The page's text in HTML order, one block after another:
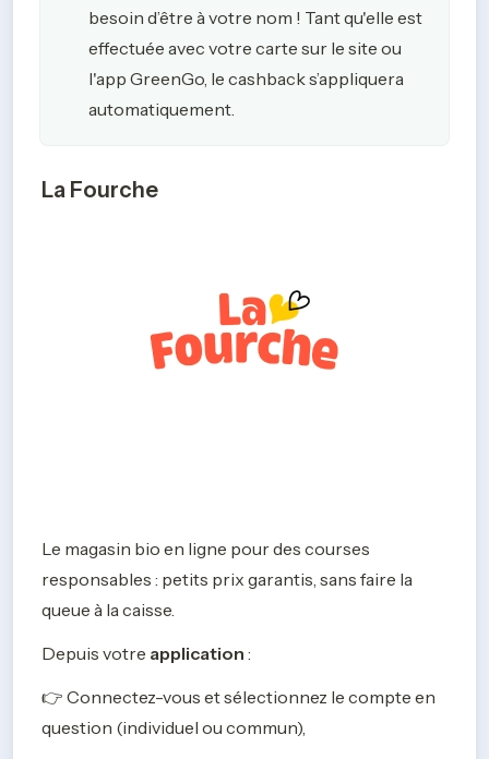
besoin d’être à votre nom ! Tant qu'elle est
effectuée avec votre carte sur le site ou
l'app GreenGo, le cashback s’appliquera
automatiquement.
La Fourche
Le magasin bio en ligne pour des courses
responsables : petits prix garantis, sans faire la
queue à la caisse.
Depuis votre application :
👉 Connectez-vous et sélectionnez le compte en
question (individuel ou commun),